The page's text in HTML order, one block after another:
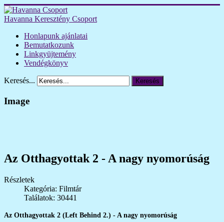
Havanna Keresztény Csoport
Honlapunk ajánlatai
Bemutatkozunk
Linkgyüjtemény
Vendégkönyv
Keresés... Keresés
Image
Az Otthagyottak 2 - A nagy nyomorúság
Részletek
Kategória: Filmtár
Találatok: 30441
Az Otthagyottak 2 (Left Behind 2.) - A nagy nyomorúság